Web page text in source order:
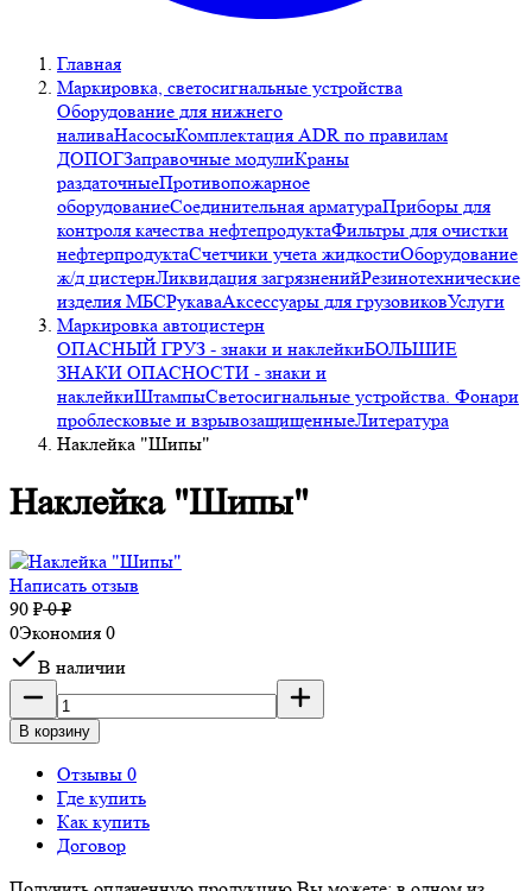
Главная
Маркировка, светосигнальные устройства
Оборудование для нижнего
наливаНасосыКомплектация ADR по правилам
ДОПОГЗаправочные модулиКраны
раздаточныеПротивопожарное
оборудованиеСоединительная арматураПриборы для
контроля качества нефтепродуктаФильтры для очистки
нефтерпродуктаСчетчики учета жидкостиОборудование
ж/д цистернЛиквидация загрязненийРезинотехнические
изделия МБСРукаваАксессуары для грузовиковУслуги
Маркировка автоцистерн
ОПАСНЫЙ ГРУЗ - знаки и наклейкиБОЛЬШИЕ
ЗНАКИ ОПАСНОСТИ - знаки и
наклейкиШтампыСветосигнальные устройства. Фонари
проблесковые и взрывозащищенныеЛитература
Наклейка "Шипы"
Наклейка "Шипы"
Написать отзыв
90 ₽0₽
0Экономия 0
В наличии
В корзину
Отзывы 0
Где купить
Как купить
Договор